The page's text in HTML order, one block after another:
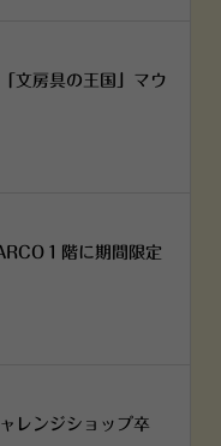
文房具の王国」マウ
１階に期間限定
レンジショップ卒